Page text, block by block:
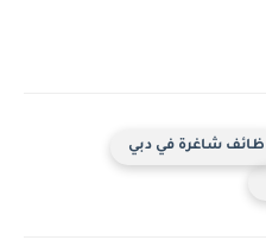
ظائف شاغرة في دبي